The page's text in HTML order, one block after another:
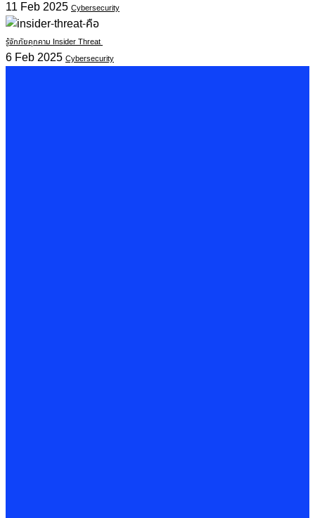
11 Feb 2025 Cybersecurity
รู้จักภัยคุกคาม Insider Threat
6 Feb 2025 Cybersecurity